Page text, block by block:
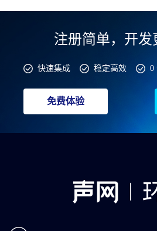
注册简单，开发
快速集成 稳定高效 0
免费体验